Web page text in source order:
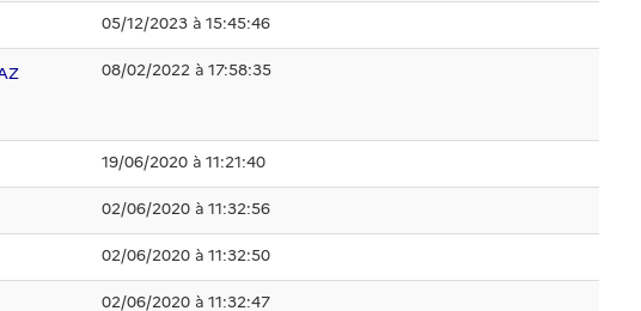
05/12/2023 à 15:45:46
08/02/2022 à 17:58:35
19/06/2020 à 11:21:40
02/06/2020 à 11:32:56
02/06/2020 à 11:32:50
02/06/2020 à 11:32:47